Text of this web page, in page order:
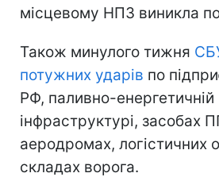
місцевому НПЗ виникла
Також минулого тижня
потужних ударів по
РФ, паливно-енергетичній
інфраструктурі, засобах
аеродромах, логістичних
складах ворога.